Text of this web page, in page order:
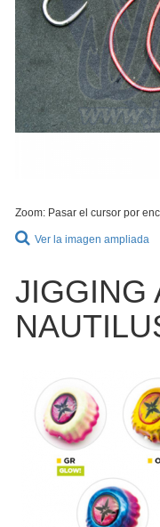
Zoom: Pasar el cursor por
Ver la imagen ampliada
JIGGING